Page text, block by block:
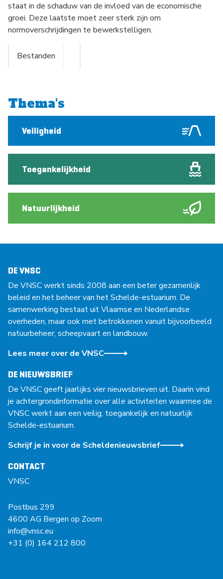
staat in de schaduw van de invloed van de economische
groei. Deze laatste moet zeer sterk zijn om
normoverschrijdingen te bewerkstelligen.
Bestanden
Thema's
Veiligheid
Toegankelijkheid
Natuurlijkheid
DE VNSC
De VNSC werkt sinds 2008 aan een beter gezamenlijk
beleid en het beheer van het Schelde-estuarium. De
samenwerking bestaat uit Vlaamse en Nederlandse
overheden, maar ook met betrokkenen vanuit bijvoorbeeld
natuurbeheer, scheepvaart en landbouw.
Lees meer over de VNSC
DE NIEUWSBRIEF
De VNSC geeft jaarlijks vier nieuwsbrieven uit. Daarin vind
je achtergrondinformatie over alle activiteiten waarmee de
VNSC werkt aan een veilig, toegankelijk en natuurlijk
Schelde-estuarium.
Schrijf je in voor de Scheldenieuwsbrief
CONTACT
VNSC
Postbus 299
4600 AG Bergen op Zoom
info@vnsc.eu
+31 (0) 164 212 800